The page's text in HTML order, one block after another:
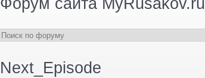
Next_Episode